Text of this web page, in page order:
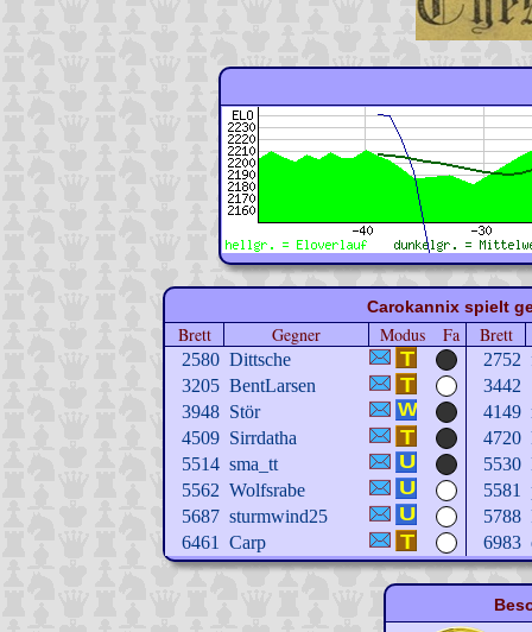
Carokannix spielt
Brett Gegner Modus Fa Brett
2580 Dittsche 2752
3205 BentLarsen 3442
3948 Stör 4149
4509 Sirrdatha 4720
5514 sma_tt 5530
5562 Wolfsrabe 5581
5687 sturmwind25 5788
6461
Carp 6983